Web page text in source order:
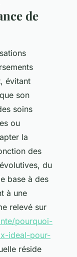
de
évitant
son
soins
ou
la
des
du
base à des
à une
relevé sur
pourquoi-
ideal-pour-
réside